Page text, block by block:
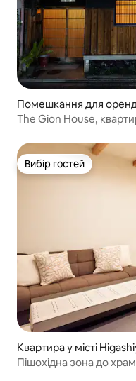
Помешкання для
a Ward, Kyoto
The Gion House,
Вибір гостей
Вибір гостей
Квартира у місті
Пішохідна зона до